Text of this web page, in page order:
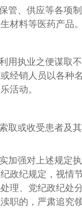
管、供应等各项
材料等医药产品。
用执业之便谋取
经销人员以各种
活动。
取或收受患者及
加强对上述规定
政纪规定，视情
理、党纪政纪处
职的，严肃追究领